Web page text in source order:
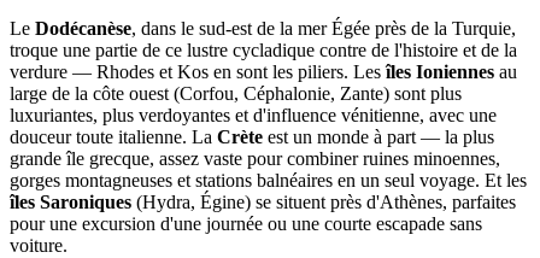
Le Dodécanèse, dans le sud-est de la mer Égée près de la Turquie,
troque une partie de ce lustre cycladique contre de l'histoire et de la
verdure — Rhodes et Kos en sont les piliers. Lesîles Ioniennes au
large de la côte ouest (Corfou, Céphalonie, Zante) sont plus
luxuriantes, plus verdoyantes et d'influence vénitienne, avec une
douceur toute italienne. La Crète est un monde à part — la plus
grande île grecque, assez vaste pour combiner ruines minoennes,
gorges montagneuses et stations balnéaires en un seul voyage. Et les
îles Saroniques (Hydra, Égine) se situent près d'Athènes, parfaites
pour une excursion d'une journée ou une courte escapade sans
voiture.